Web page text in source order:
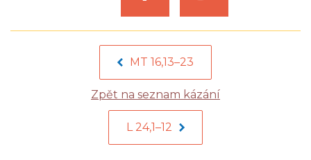
MT 16,13–23
Zpět na seznam kázání
L 24,1–12